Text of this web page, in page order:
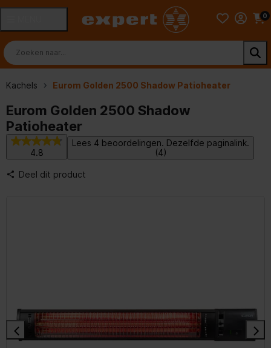
0
Kachels Eurom Golden 2500 Shadow Patioheater
Eurom Golden 2500 Shadow
Patioheater
4.8
Lees 4 beoordelingen. Dezelfde paginalink.
(4)
Deel dit product